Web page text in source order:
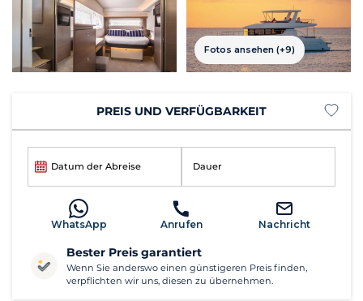
Fotos ansehen (+9)
PREIS UND VERFÜGBARKEIT
Datum der Abreise Dauer
WhatsApp Anrufen Nachricht
Bester Preis garantiert
Wenn Sie anderswo einen günstigeren Preis finden,
verpflichten wir uns, diesen zu übernehmen.